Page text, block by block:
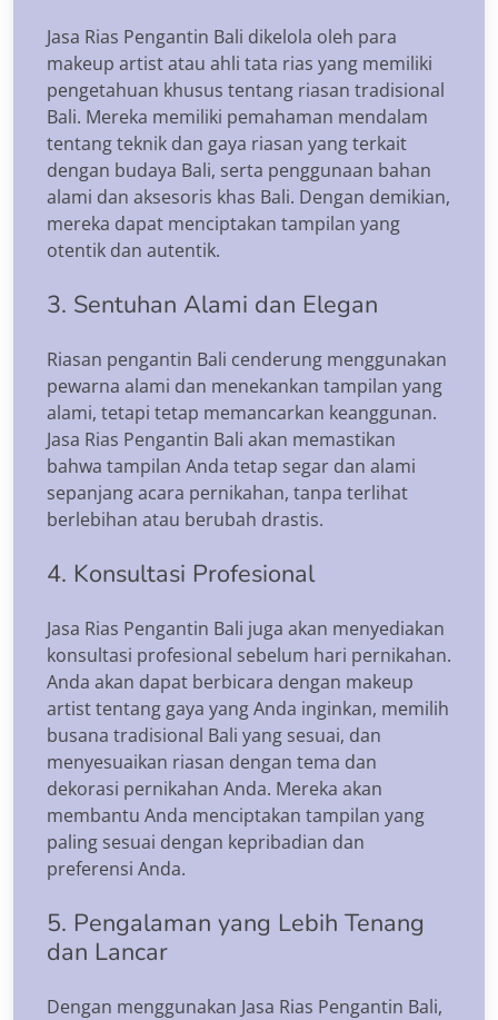
Jasa Rias Pengantin Bali dikelola oleh para
makeup artist atau ahli tata rias yang memiliki
pengetahuan khusus tentang riasan tradisional
Bali. Mereka memiliki pemahaman mendalam
tentang teknik dan gaya riasan yang terkait
dengan budaya Bali, serta penggunaan bahan
alami dan aksesoris khas Bali. Dengan demikian,
mereka dapat menciptakan tampilan yang
otentik dan autentik.
3. Sentuhan Alami dan Elegan
Riasan pengantin Bali cenderung menggunakan
pewarna alami dan menekankan tampilan yang
alami, tetapi tetap memancarkan keanggunan.
Jasa Rias Pengantin Bali akan memastikan
bahwa tampilan Anda tetap segar dan alami
sepanjang acara pernikahan, tanpa terlihat
berlebihan atau berubah drastis.
4. Konsultasi Profesional
Jasa Rias Pengantin Bali juga akan menyediakan
konsultasi profesional sebelum hari pernikahan.
Anda akan dapat berbicara dengan makeup
artist tentang gaya yang Anda inginkan, memilih
busana tradisional Bali yang sesuai, dan
menyesuaikan riasan dengan tema dan
dekorasi pernikahan Anda. Mereka akan
membantu Anda menciptakan tampilan yang
paling sesuai dengan kepribadian dan
preferensi Anda.
5. Pengalaman yang Lebih Tenang
dan Lancar
Dengan menggunakan Jasa Rias Pengantin Bali,